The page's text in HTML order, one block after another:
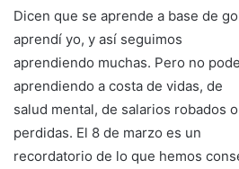
Dicen que se aprende a base de
aprendí yo, y así seguimos
aprendiendo muchas. Pero no
aprendiendo a costa de vidas, de
salud mental, de salarios robados
perdidas. El 8 de marzo es un
recordatorio de lo que hemos